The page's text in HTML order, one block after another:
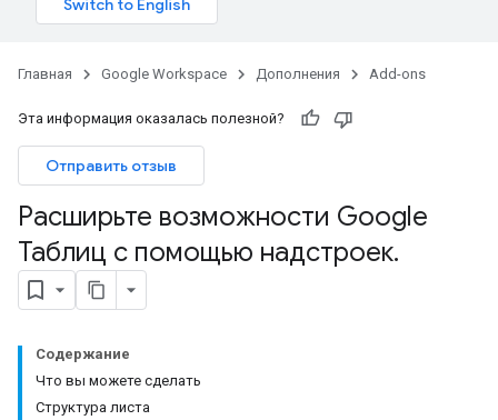
Главная Google Workspace Дополнения Add-ons
Эта информация оказалась полезной?
Отправить отзыв
Расширьте возможности Google
Таблиц с помощью надстроек.
Содержание
Что вы можете сделать
Структура листа